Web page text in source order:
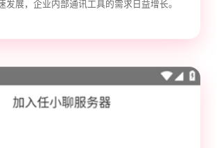
发展，企业内部通讯工具的需求日益增长。